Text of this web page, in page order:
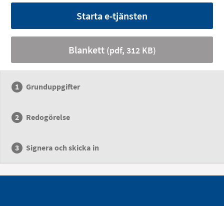
Starta e-tjänsten
Blankett(pdf, 312 KB)
Grunduppgifter
Redogörelse
Signera och skicka in